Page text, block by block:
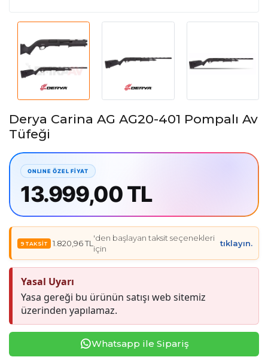
Derya Carina AG AG20-401 Pompalı Av
Tüfeği
13.999,00 TL
1.820,96 TL
'den başlayan taksit seçenekleri
için
tıklayın.
Yasal Uyarı
Yasa gereği bu ürünün satışı web sitemiz
üzerinden yapılamaz.
Whatsapp ile Sipariş